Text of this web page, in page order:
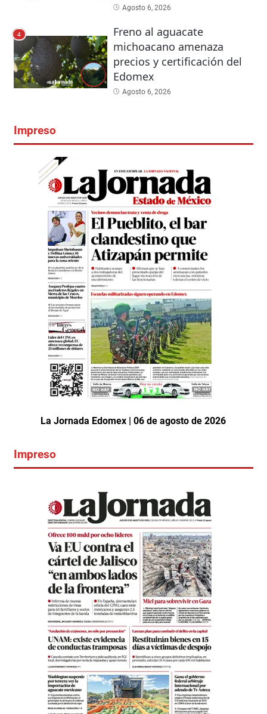
Agosto 6, 2026
4
Freno al aguacate
michoacano amenaza
precios y certificación del
Edomex
Agosto 6, 2026
Impreso
La Jornada Edomex | 06 de agosto de 2026
Impreso